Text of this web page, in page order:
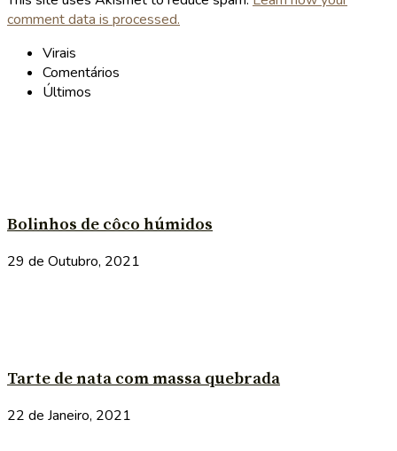
comment data is processed.
Virais
Comentários
Últimos
Bolinhos de côco húmidos
29 de Outubro, 2021
Tarte de nata com massa quebrada
22 de Janeiro, 2021